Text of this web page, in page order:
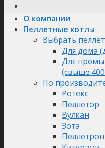
О компании
Пеллетные котлы
Выбрать
Для дома
Для
(свыше
По
Ротекс
Пеллетор
Вулкан
Зота
Пеллетрон